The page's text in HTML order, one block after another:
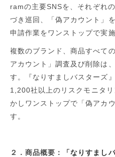
ramの主要SNSを、それぞれ
づき巡回、「偽アカウント」
申請作業をワンストップで実
複数のブランド、商品すべて
アカウント」調査及び削除は
す。『なりすましバスターズ
1,200社以上のリスクモニタ
かしワンストップで「偽アカ
す。
２．商品概要： 「なりすまし